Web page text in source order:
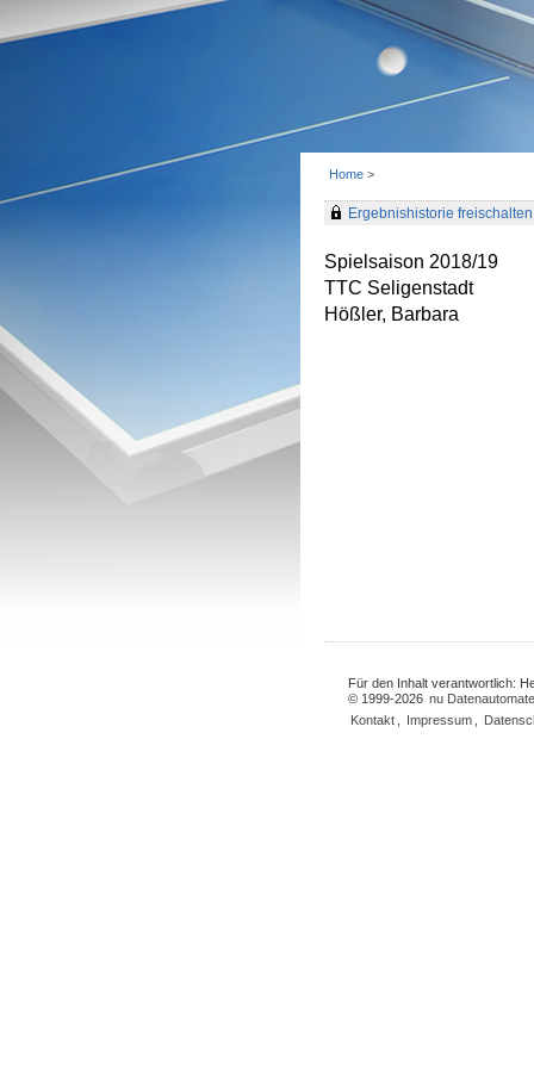
Home >
Ergebnishistorie freischalten
Spielsaison 2018/19
TTC Seligenstadt
Hößler, Barbara
Für den Inhalt verantwortlich:
© 1999-2026 nu
Kontakt
Impressum